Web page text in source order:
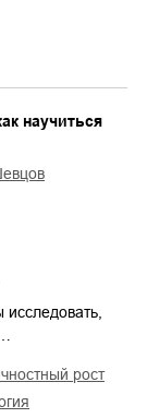
научиться
рост